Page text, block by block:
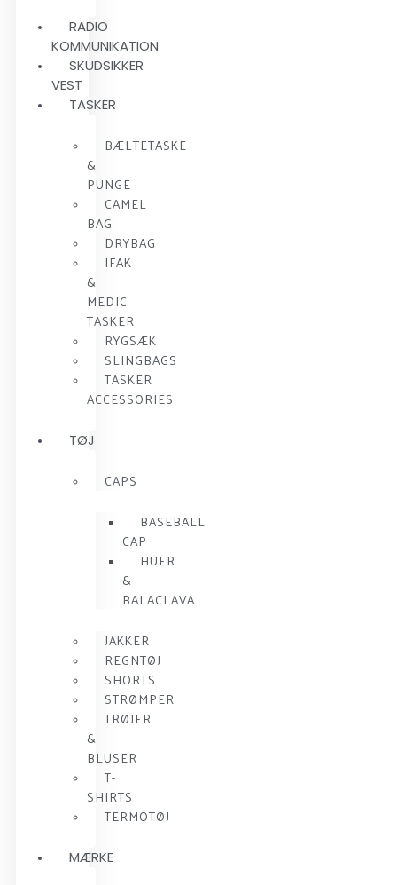
RADIO
KOMMUNIKATION
SKUDSIKKER
VEST
TASKER
BÆLTETASKE
&
PUNGE
CAMEL
BAG
DRYBAG
IFAK
&
MEDIC
TASKER
RYGSÆK
SLINGBAGS
TASKER
ACCESSORIES
TØJ
CAPS
BASEBALL
CAP
HUER
&
BALACLAVA
JAKKER
REGNTØJ
SHORTS
STRØMPER
TRØJER
&
BLUSER
T-
SHIRTS
TERMOTØJ
MÆRKE